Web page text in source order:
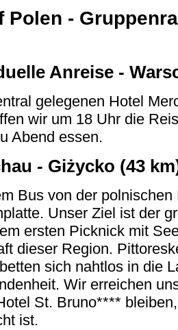
Polen -
Anreise -
gelegenen Hotel
wir um 18 Uhr die
Abend essen.
- Giżycko (43
Bus von der
Unser Ziel ist der
ersten Picknick mit
dieser Region.
sich nahtlos in die
Wir erreichen
St. Bruno****
ist.